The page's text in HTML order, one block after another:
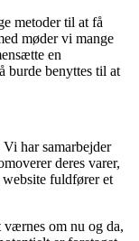
metoder til at få
møder vi mange
en
burde benyttes til at
har samarbejder
deres varer,
fuldfører et
om nu og da,